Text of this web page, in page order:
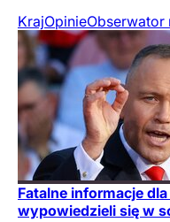
KrajOpinieObserwator
Fatalne informacje
wypowiedzieli się w